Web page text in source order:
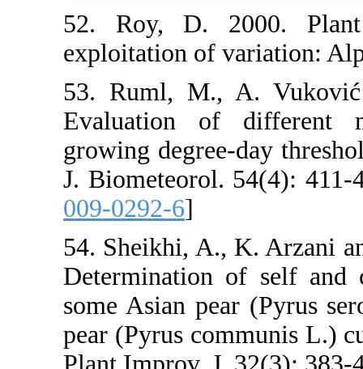
52. Roy, D.
exploitation of
53. Ruml,
Evaluation
growing
J.
54. Sheikhi,
some Asian
pear (Pyrus